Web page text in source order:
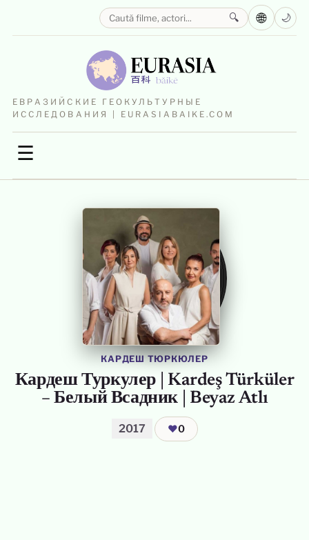
ЕВРАЗИЙСКИЕ ГЕОКУЛЬТУРНЫЕ
ИССЛЕДОВАНИЯ | EURASIABAIKE.COM
☰
🔍 🌐 🌙
КАРДЕШ ТЮРКЮЛЕР
Кардеш Туркулер | Kardeş Türküler
– Белый Всадник | Beyaz Atlı
2017 ❤0